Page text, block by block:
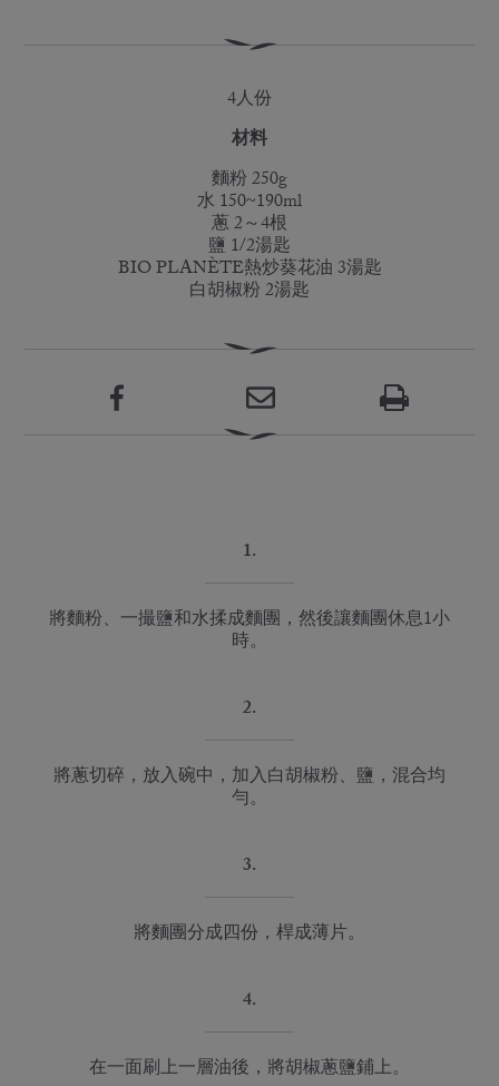
4人份
材料
麵粉 250g
水 150~190ml
蔥 2～4根
鹽 1/2湯匙
BIO PLANÈTE熱炒葵花油 3湯匙
白胡椒粉 2湯匙
1.
將麵粉、一撮鹽和水揉成麵團，然後讓麵團休息1小
時。
2.
將蔥切碎，放入碗中，加入白胡椒粉、鹽，混合均
勻。
3.
將麵團分成四份，桿成薄片。
4.
在一面刷上一層油後，將胡椒蔥鹽鋪上。